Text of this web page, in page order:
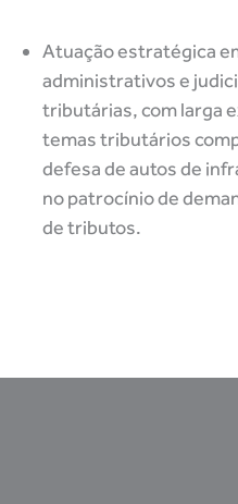
Atuação estratégica
administrativos e
tributárias, com larga
temas tributários
defesa de autos de
no patrocínio de
de tributos.